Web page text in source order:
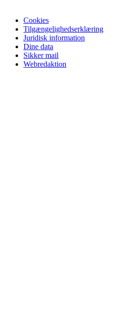
Cookies
Tilgængelighedserklæring
Juridisk information
Dine data
Sikker mail
Webredaktion